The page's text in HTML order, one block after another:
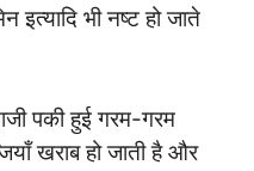
इत्यादि भी नष्ट हो जाते
पकी हुई गरम-गरम
खराब हो जाती है और